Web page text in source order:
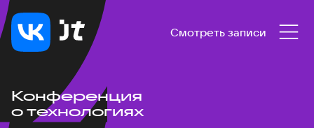
Смотреть записи
Конференция
о технологиях